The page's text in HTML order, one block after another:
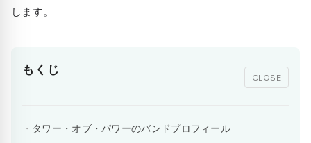
します。
もくじ
CLOSE
タワー・オブ・パワーのバンドプロフィール